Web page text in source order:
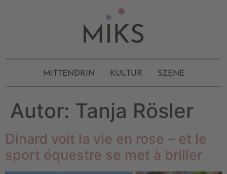
MITTENDRIN KULTUR SZENE
Autor: Tanja Rösler
Dinard voit la vie en rose – et le
sport équestre se met à briller